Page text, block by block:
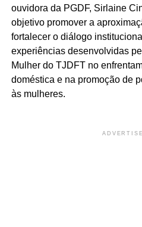
ouvidora da PGDF, Sirlaine
objetivo promover a
fortalecer o diálogo
experiências desenvolvidas
Mulher do TJDFT no
doméstica e na promoção de
às mulheres.